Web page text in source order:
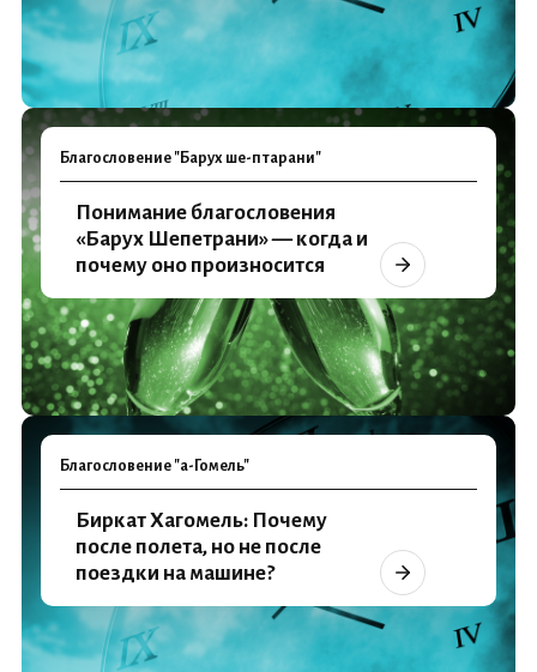
Благословение "Барух ше-птарани"
Понимание благословения
«Барух Шепетрани» — когда и
почему оно произносится
Благословение "а-Гомель"
Биркат Хагомель: Почему
после полета, но не после
поездки на машине?